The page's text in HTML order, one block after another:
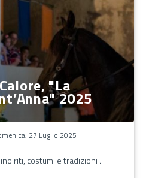
"La
2025
27 Luglio 2025
riti, costumi e tradizioni ...